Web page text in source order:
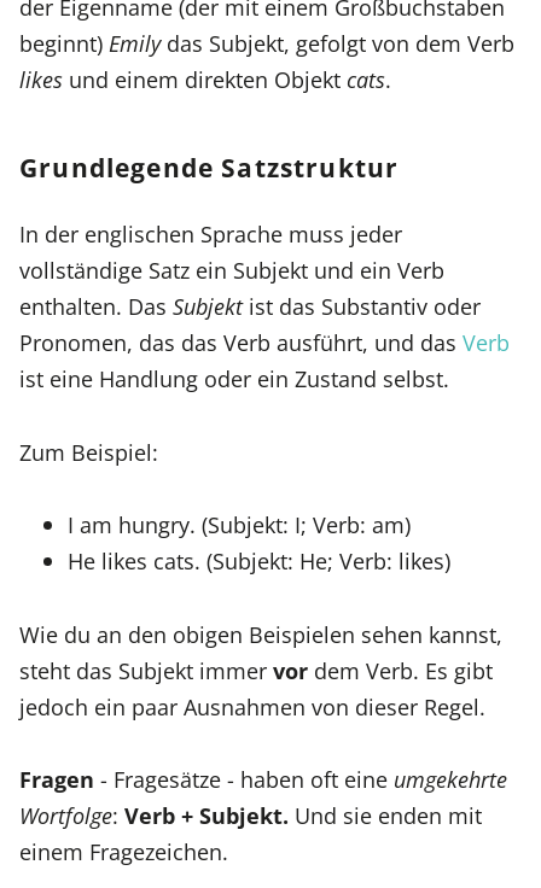
der Eigenname (der mit einem Großbuchstaben
beginnt) Emilydas Subjekt, gefolgt von dem Verb
likes und einem direkten Objekt cats.
Grundlegende Satzstruktur
In der englischen Sprache muss jeder
vollständige Satz ein Subjekt und ein Verb
enthalten. Das Subjektist das Substantiv oder
Pronomen, das das Verb ausführt, und das Verb
ist eine Handlung oder ein Zustand selbst.
Zum Beispiel:
I am hungry. (Subjekt: I; Verb: am)
He likes cats. (Subjekt: He; Verb: likes)
Wie du an den obigen Beispielen sehen kannst,
steht das Subjekt immer vor dem Verb. Es gibt
jedoch ein paar Ausnahmen von dieser Regel.
Fragen - Fragesätze - haben oft eine umgekehrte
Wortfolge: Verb + Subjekt. Und sie enden mit
einem Fragezeichen.